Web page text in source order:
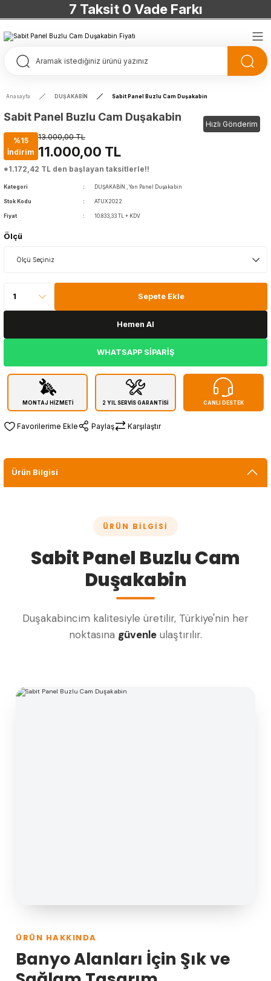
7 Taksit 0 Vade Farkı
TÜRKİYE’NİN HERYERİNE ÜCRETSİZ KARGO
TÜRKİYE’NİN HERYERİNE ÜCRETSİZ KARGO
Anasayfa DUŞAKABİN Sabit Panel Buzlu Cam Duşakabin
Hızlı Gönderim
Sabit Panel Buzlu Cam Duşakabin
%15
İndirim
13.000,00 TL
11.000,00 TL
*1.172,42 TL den başlayan taksitlerle!!
Kategori DUŞAKABİN , Yan Panel Duşakabin
Stok Kodu ATUX2022
Fiyat 10.833,33 TL + KDV
Ölçü
Sepete Ekle
Hemen Al
WHATSAPP SİPARİŞ
MONTAJ HİZMETİ 2 YIL SERVİS GARANTİSİ CANLI DESTEK
Paylaş Karşılaştır
Ürün Bilgisi
ÜRÜN BILGISI
Sabit Panel Buzlu Cam
Duşakabin
Duşakabincim kalitesiyle üretilir, Türkiye'nin her
noktasına güvenle ulaştırılır.
ÜRÜN HAKKINDA
Banyo Alanları İçin Şık ve